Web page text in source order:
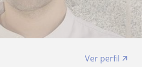
Ver perfil